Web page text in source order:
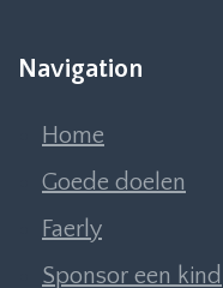
Navigation
Home
Goede doelen
Faerly
Sponsor een kind